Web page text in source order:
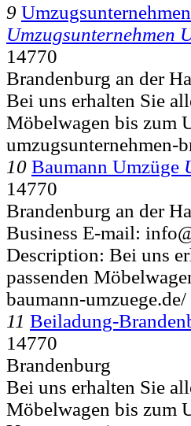
9
Umzugsunternehmen
14770
Brandenburg an der
Bei uns erhalten Sie
Möbelwagen bis zum
umzugsunternehmen-
10 Baumann Umzüge
14770
Brandenburg an der
Business E-mail:
Description: Bei uns
passenden
baumann-umzuege.de/
11 Beiladung-
14770
Brandenburg
Bei uns erhalten Sie
Möbelwagen bis zum